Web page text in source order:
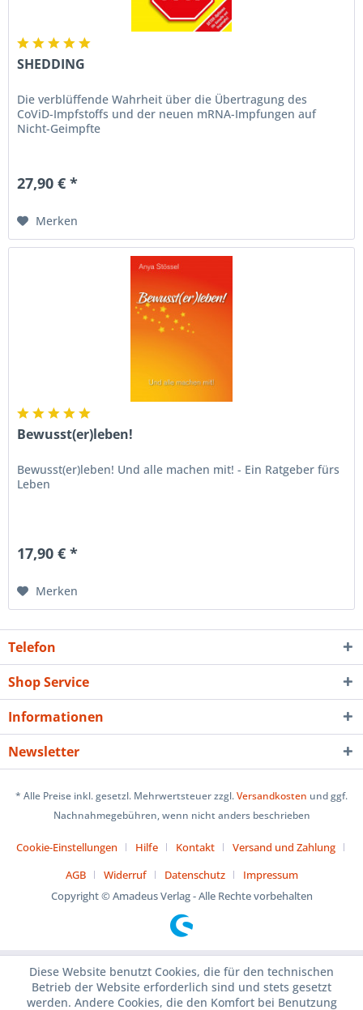
SHEDDING
Die verblüffende Wahrheit über die Übertragung des
CoViD-Impfstoffs und der neuen mRNA-Impfungen auf
Nicht-Geimpfte
27,90 € *
Merken
Bewusst(er)leben!
Bewusst(er)leben! Und alle machen mit! - Ein Ratgeber fürs
Leben
17,90 € *
Merken
Telefon
Shop Service
Informationen
Newsletter
* Alle Preise inkl. gesetzl. Mehrwertsteuer zzgl.Versandkosten und ggf.
Nachnahmegebühren, wenn nicht anders beschrieben
Cookie-Einstellungen Hilfe Kontakt
Versand und Zahlung
AGB
Widerruf Datenschutz
Impressum
Copyright © Amadeus Verlag - Alle Rechte vorbehalten
Diese Website benutzt Cookies, die für den technischen
Betrieb der Website erforderlich sind und stets gesetzt
werden. Andere Cookies, die den Komfort bei Benutzung